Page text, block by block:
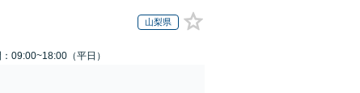
山梨県
09:00~18:00（平日）